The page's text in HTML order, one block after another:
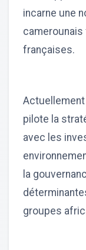
incarne une
françaises.
Actuellement
pilote la
avec les
la
groupes